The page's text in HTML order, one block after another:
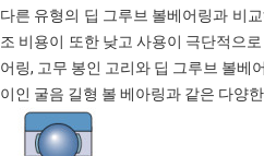
다른 유형의 딥 그루브 볼베어링과 비
조 비용이 또한 낮고 사용이 극단적으
어링, 고무 봉인 고리와 딥 그루브 볼베
이인 굴음 길형 볼 베아링과 같은 다양